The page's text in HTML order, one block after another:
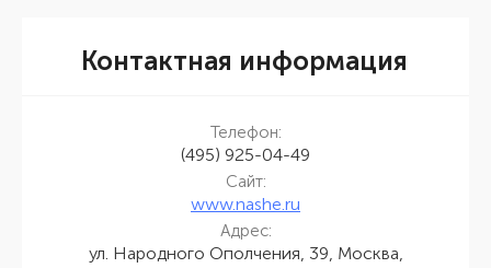
Контактная информация
Телефон:
(495) 925-04-49
Сайт:
www.nashe.ru
Адрес:
ул. Народного Ополчения, 39, Москва,